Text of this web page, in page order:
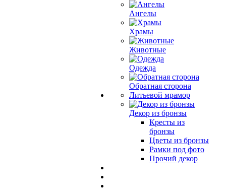
Ангелы
Храмы
Животные
Одежда
Обратная сторона
Литьевой мрамор
Декор из бронзы
Кресты из
бронзы
Цветы из бронзы
Рамки под фото
Прочий декор